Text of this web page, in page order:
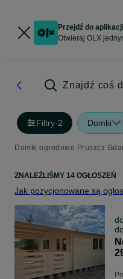
Przejdź do aplikacji
Otwieraj OLX
Znajdź coś
Filtry·2 Domki
Domki ogrodowe Pruszcz
ZNALEŹLIŚMY 14 OGŁOSZEŃ
Jak pozycjonowane są